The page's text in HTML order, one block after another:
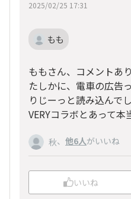
2025/02/25 17:31
もも
ももさん、コメントあ
たしかに、電車の広告
りじーっと読み込んで
VERYコラボとあって
秋、 他6人がいいね
いいね